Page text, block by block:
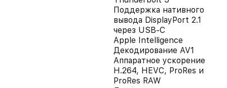
Поддержка нативного
вывода DisplayPort 2.1
через USB-C
Apple Intelligence
Декодирование AV1
Аппаратное ускорение
H.264, HEVC, ProRes и
ProRes RAW